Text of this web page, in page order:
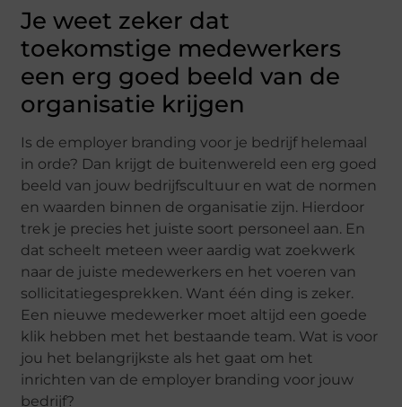
Je weet zeker dat
toekomstige medewerkers
een erg goed beeld van de
organisatie krijgen
Is de employer branding voor je bedrijf helemaal
in orde? Dan krijgt de buitenwereld een erg goed
beeld van jouw bedrijfscultuur en wat de normen
en waarden binnen de organisatie zijn. Hierdoor
trek je precies het juiste soort personeel aan. En
dat scheelt meteen weer aardig wat zoekwerk
naar de juiste medewerkers en het voeren van
sollicitatiegesprekken. Want één ding is zeker.
Een nieuwe medewerker moet altijd een goede
klik hebben met het bestaande team. Wat is voor
jou het belangrijkste als het gaat om het
inrichten van de employer branding voor jouw
bedrijf?